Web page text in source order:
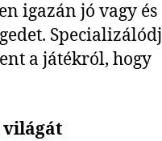
igazán jó vagy és
Specializálódj
a játékról, hogy
világát